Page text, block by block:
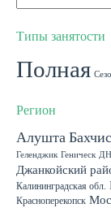
Типы занятости
Полная
Регион
Алушта
Геленджик Геническ
Джанкойский
Калининградская обл.
Красноперекопск